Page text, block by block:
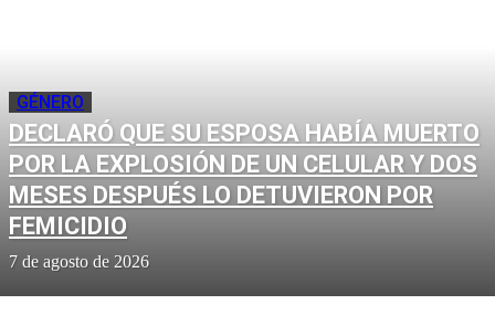
GÉNERO
DECLARÓ QUE SU ESPOSA HABÍA MUERTO
POR LA EXPLOSIÓN DE UN CELULAR Y DOS
MESES DESPUÉS LO DETUVIERON POR
FEMICIDIO
7 de agosto de 2026